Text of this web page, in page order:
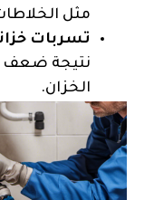
مثل
تسربات
نتيجة ضعف
الخزان.